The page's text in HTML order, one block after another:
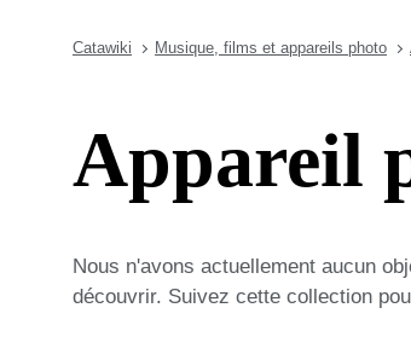
Catawiki Musique, films et appareils photo
Appareil
Nous n'avons actuellement aucun
découvrir. Suivez cette collection